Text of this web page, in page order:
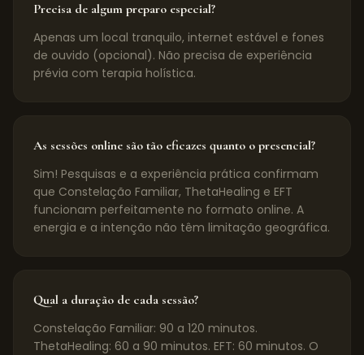
Precisa de algum preparo especial?
Apenas um local tranquilo, internet estável e fones
de ouvido (opcional). Não precisa de experiência
prévia com terapia holística.
As sessões online são tão eficazes quanto o presencial?
Sim! Pesquisas e a experiência prática confirmam
que Constelação Familiar, ThetaHealing e EFT
funcionam perfeitamente no formato online. A
energia e a intenção não têm limitação geográfica.
Qual a duração de cada sessão?
Constelação Familiar: 90 a 120 minutos.
ThetaHealing: 60 a 90 minutos. EFT: 60 minutos. O